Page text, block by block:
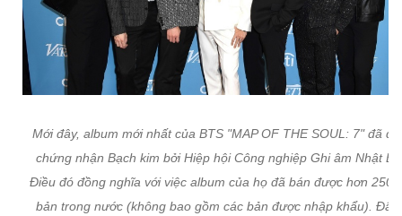
Mới đây, album mới nhất của BTS "MAP OF THE SOUL: 7" đã
chứng nhận Bạch kim bởi Hiệp hội Công nghiệp Ghi âm Nhật
Điều đó đồng nghĩa với việc album của họ đã bán được hơn
bản trong nước (không bao gồm các bản được nhập khẩu). Đây